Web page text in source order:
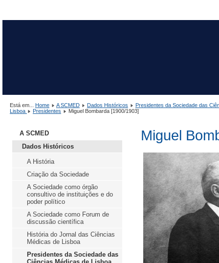
Está em... Home A SCMED Dados Históricos
Presidentes da Sociedade das
Lisboa
Presidentes Miguel Bombarda [1900/1903]
A SCMED
Dados Históricos
A História
Criação da Sociedade
A Sociedade como órgão
consultivo de instituições e do
poder político
A Sociedade como Forum de
discussão científica
História do Jornal das Ciências
Médicas de Lisboa
Presidentes da Sociedade das
Miguel